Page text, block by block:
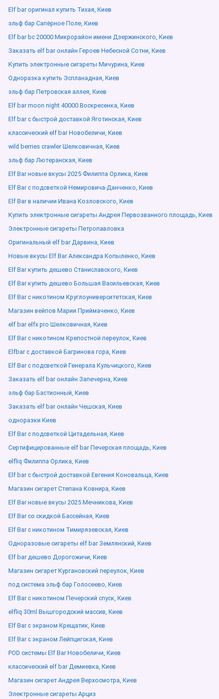
Elf bar оригинал купить Тихая, Киев
эльф бар Сапёрное Поле, Киев
Elf bar bc 20000 Микрорайон имени Дзержинского, Киев
Заказать elf bar онлайн Героев Небесной Сотни, Киев
Купить электронные сигареты Мичурина, Киев
Одноразка купить Эспланадная, Киев
эльф бар Петровская аллея, Киев
Elf bar moon night 40000 Воскресенка, Киев
Elf bar с быстрой доставкой Яготинская, Киев
классический elf bar Новобеличи, Киев
wild berries crawler Шелковичная, Киев
эльф бар Лютеранская, Киев
Elf Bar новые вкусы 2025 Филиппа Орлика, Киев
Elf Bar с подсветкой Немировича-Данченко, Киев
Elf Bar в наличии Ивана Козловского, Киев
Купить электронные сигареты Андрея Первозванного площадь, Киев
Электронные сигареты Петропавловка
Оригинальный elf bar Дарвина, Киев
Новые вкусы Elf Bar Александра Копыленко, Киев
Elf Bar купить дешево Станиславского, Киев
Elf Bar купить дешево Большая Васильевская, Киев
Elf Bar с никотином Круглоуниверситетская, Киев
Магазин вейпов Марии Приймаченко, Киев
elf bar elfx pro Шелковичная, Киев
Elf Bar с никотином Крепостной переулок, Киев
Elfbar с доставкой Багринова гора, Киев
Elf Bar с подсветкой Генерала Кульчицкого, Киев
Заказать elf bar онлайн Запечерна, Киев
эльф бар Бастионный, Киев
Заказать elf bar онлайн Чешская, Киев
одноразки Киев
Elf Bar с подсветкой Цитадельная, Киев
Сертифицированные elf bar Печерская площадь, Киев
elfliq Филиппа Орлика, Киев
Elf bar с быстрой доставкой Евгения Коновальца, Киев
Магазин сигарет Степана Ковнира, Киев
Elf Bar новые вкусы 2025 Мечникова, Киев
Elf Bar со скидкой Бассейная, Киев
Elf Bar с никотином Тимирязевская, Киев
Одноразовые сигареты elf bar Землянский, Киев
Elf bar дешево Дорогожичи, Киев
Магазин сигарет Кургановский переулок, Киев
под система эльф бар Голосеево, Киев
Elf Bar с никотином Печерский спуск, Киев
elfliq 30ml Вышгородский массив, Киев
Elf Bar с экраном Крещатик, Киев
Elf Bar с экраном Лейпцигская, Киев
POD системы Elf Bar Новобеличи, Киев
классический elf bar Демиевка, Киев
Магазин сигарет Андрея Верхосмотра, Киев
Электронные сигареты Арциз